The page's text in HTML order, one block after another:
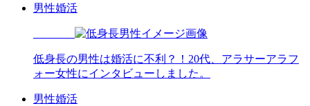
男性婚活
低身長の男性は婚活に不利？！20代、アラサーアラフ
ォー女性にインタビューしました。
男性婚活